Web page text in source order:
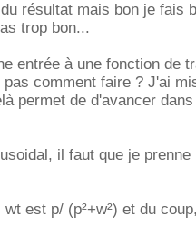
résultat mais bon je fais
trop bon...
entrée à une fonction de
comment faire ? J'ai
permet de d'avancer
il faut que je prenne
est p/ (p²+w²) et du